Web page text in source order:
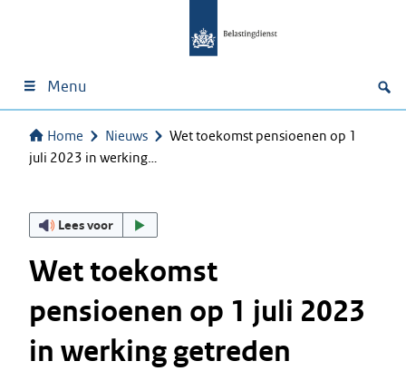
Menu
Home Nieuws
Wet toekomst pensioenen op 1
juli 2023 in werking…
Lees voor
Wet toekomst
pensioenen op 1 juli 2023
in werking getreden